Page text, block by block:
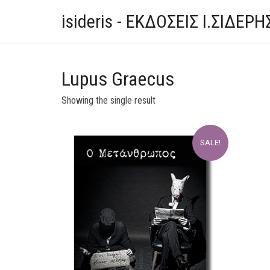
isideris - ΕΚΔΟΣΕΙΣ
Lupus Graecus
Showing the single result
SALE!